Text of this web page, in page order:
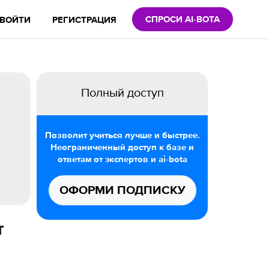
ВОЙТИ РЕГИСТРАЦИЯ СПРОСИ AI-BOTA
Полный доступ
Позволит учиться лучше и быстрее.
Неограниченный доступ к базе и
ответам от экспертов и ai-bota
ОФОРМИ ПОДПИСКУ